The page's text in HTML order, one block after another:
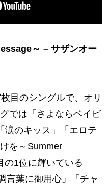
～ – サザンオー
目のシングルで、オリ
では「さよならベイビ
涙のキッス」「エロテ
を～Summer
の1位に輝いている
言葉に御用心」「チャ